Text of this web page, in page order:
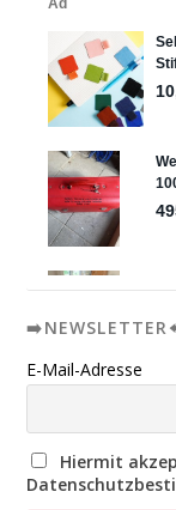
E-Mail-Adresse
Hiermit